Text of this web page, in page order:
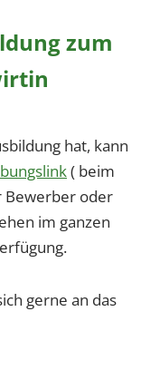
zum
hat, kann
( beim
Bewerber oder
im ganzen
gerne an das